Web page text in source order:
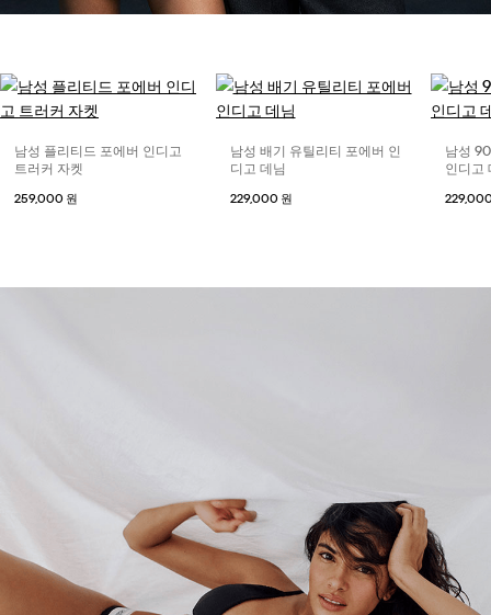
남성 플리티드 포에버 인디고
트러커 자켓
259,000 원
남성 배기 유틸리티 포에버 인
디고 데님
229,000 원
남성
인디고